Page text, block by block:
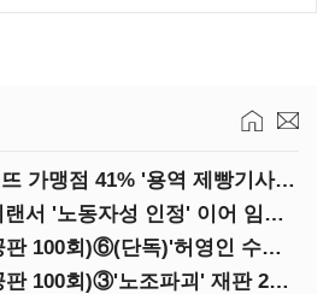
(단독)⑩파리바게뜨 가맹점 41% '용역 제빵기사 없어'…고용불안 속 브랜드가치도 '흔들'
대법, 방송사 프리랜서 '노동자성 인정' 이어 임금차별 '제동'
(SPC 노조탄압 공판 100회)⑥(단독)'허영인 수사기밀 유출' 임원, 출소하자 '억대 연봉' 고문으로
(SPC 노조탄압 공판 100회)③'노조파괴' 재판 2년 만의 증언…파리바게뜨 지회장 "허영인에 엄벌을"